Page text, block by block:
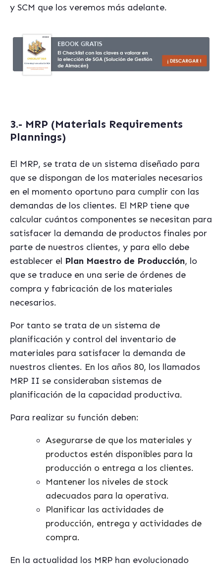
y SCM que los veremos más adelante.
3.- MRP (Materials Requirements
Plannings)
El MRP, se trata de un sistema diseñado para
que se dispongan de los materiales necesarios
en el momento oportuno para cumplir con las
demandas de los clientes. El MRP tiene que
calcular cuántos componentes se necesitan para
satisfacer la demanda de productos finales por
parte de nuestros clientes, y para ello debe
establecer el Plan Maestro de Producción, lo
que se traduce en una serie de órdenes de
compra y fabricación de los materiales
necesarios.
Por tanto se trata de un sistema de
planificación y control del inventario de
materiales para satisfacer la demanda de
nuestros clientes. En los años 80, los llamados
MRP II se consideraban sistemas de
planificación de la capacidad productiva.
Para realizar su función deben:
Asegurarse de que los materiales y
productos estén disponibles para la
producción o entrega a los clientes.
Mantener los niveles de stock
adecuados para la operativa.
Planificar las actividades de
producción, entrega y actividades de
compra.
En la actualidad los MRP han evolucionado